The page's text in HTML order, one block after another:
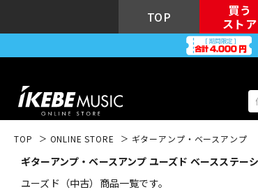
TOP
買う
ストア
ア
TOP ONLINE STORE ギターアンプ・ベースアンプ
ギターアンプ・ベースアンプ ユーズド ベースステー
ユーズド（中古）商品一覧です。